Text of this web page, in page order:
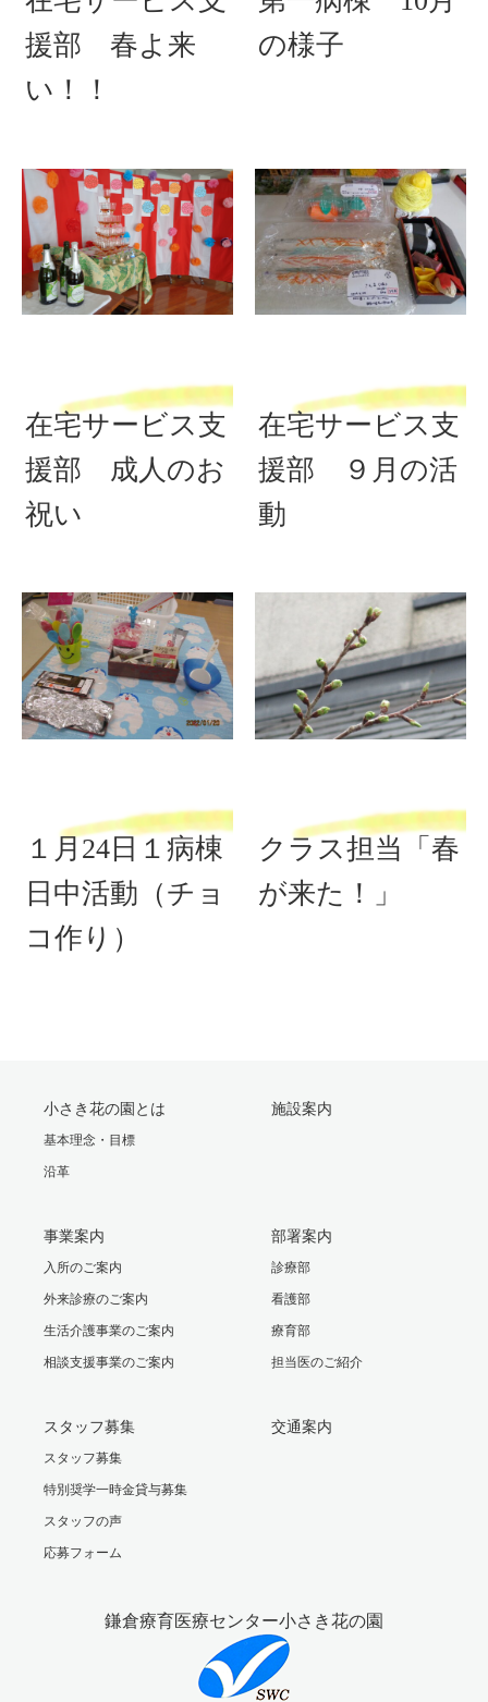
援部 春よ来
い！！
の様子
在宅サービス支
援部 成人のお
祝い
在宅サービス支
援部 ９月の活
動
１月24日１病棟
日中活動（チョ
コ作り）
クラス担当「春
が来た！」
小さき花の園とは
基本理念・目標
沿革
施設案内
事業案内
入所のご案内
外来診療のご案内
生活介護事業のご案内
相談支援事業のご案内
部署案内
診療部
看護部
療育部
担当医のご紹介
スタッフ募集
スタッフ募集
特別奨学一時金貸与募集
スタッフの声
応募フォーム
交通案内
鎌倉療育医療センター小さき花の園